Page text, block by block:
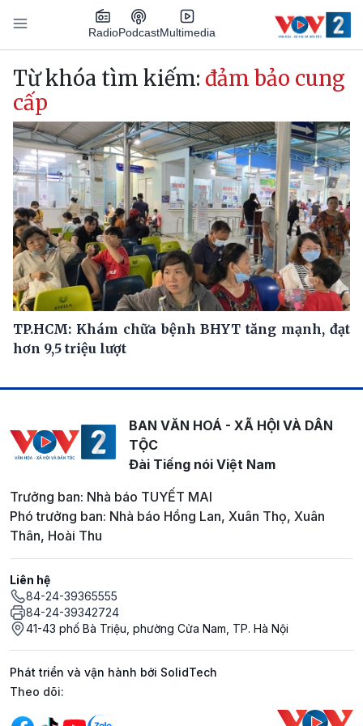
Nhảy đến nội dung
RadioPodcastMultimedia
Main navigation
Từ khóa tìm kiếm: đảm bảo cung
cấp
TP.HCM: Khám chữa bệnh BHYT tăng mạnh, đạt
hơn 9,5 triệu lượt
BAN VĂN HOÁ - XÃ HỘI VÀ DÂN
TỘC
Đài Tiếng nói Việt Nam
Trưởng ban: Nhà báo TUYẾT MAI
Phó trưởng ban: Nhà báo Hồng Lan, Xuân Thọ, Xuân
Thân, Hoài Thu
Liên hệ
84-24-39365555
84-24-39342724
41-43 phố Bà Triệu, phường Cửa Nam, TP. Hà Nội
Phát triển và vận hành bởi SolidTech
Mạng xã hội
Theo dõi: